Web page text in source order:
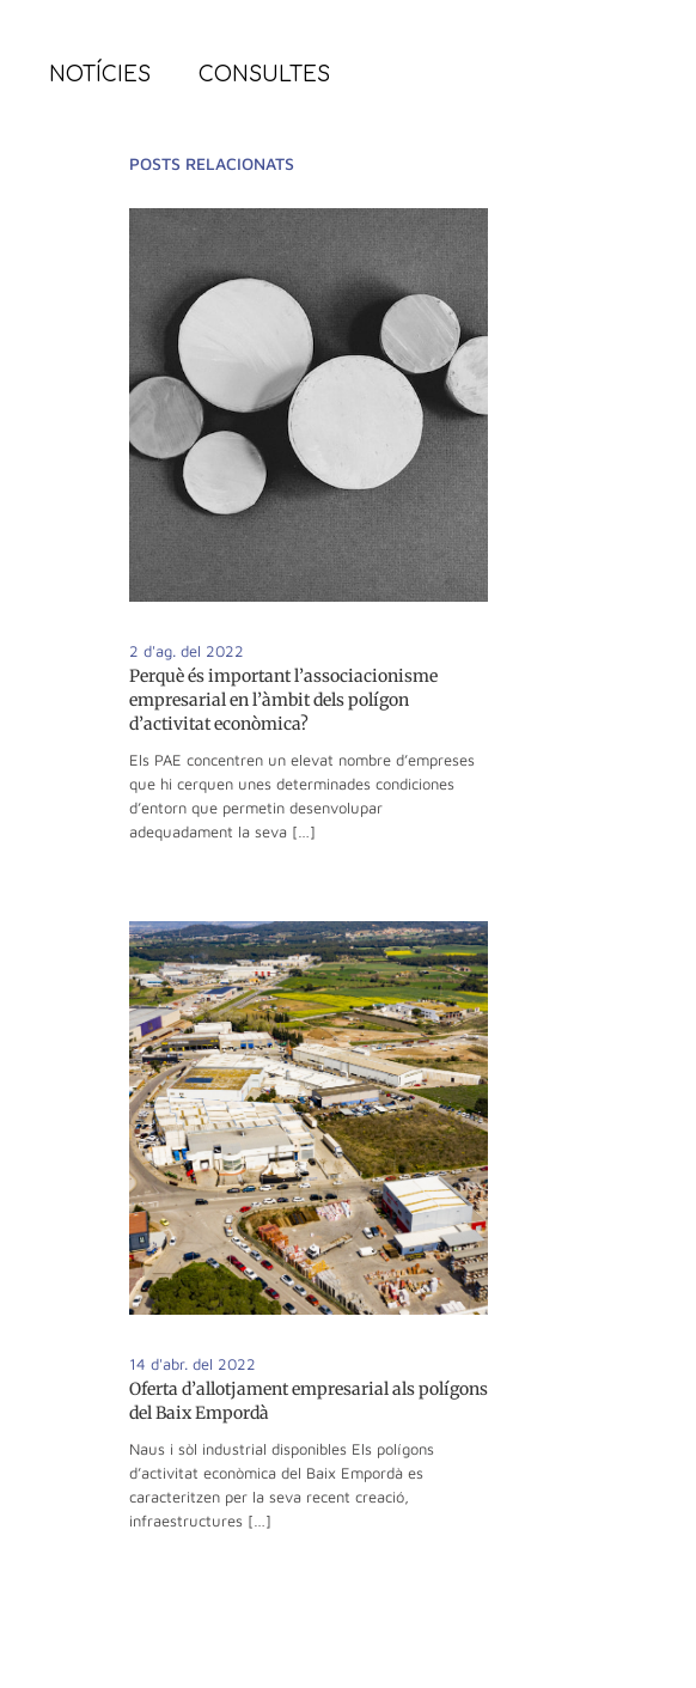
NOTÍCIES CONSULTES
POSTS RELACIONATS
2 d'ag. del 2022
Perquè és important l’associacionisme
empresarial en l’àmbit dels polígon
d’activitat econòmica?
Els PAE concentren un elevat nombre d’empreses
que hi cerquen unes determinades condiciones
d’entorn que permetin desenvolupar
adequadament la seva […]
14 d'abr. del 2022
Oferta d’allotjament empresarial als polígons
del Baix Empordà
Naus i sòl industrial disponibles Els polígons
d’activitat econòmica del Baix Empordà es
caracteritzen per la seva recent creació,
infraestructures […]